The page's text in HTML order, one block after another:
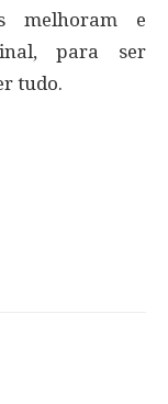
melhoram e
para ser
tudo.